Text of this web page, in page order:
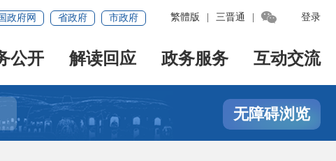
登录
繁體版 三晋通 
政府网 省政府 市政府
公开 解读回应 政务服务 互动交流
无障碍浏览